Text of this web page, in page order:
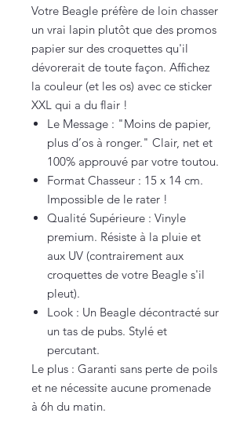
Votre Beagle préfère de loin chasser
un vrai lapin plutôt que des promos
papier sur des croquettes qu'il
dévorerait de toute façon. Affichez
la couleur (et les os) avec ce sticker
XXL qui a du flair !
Le Message : "Moins de papier,
plus d’os à ronger." Clair, net et
100% approuvé par votre toutou.
Format Chasseur : 15 x 14 cm.
Impossible de le rater !
Qualité Supérieure : Vinyle
premium. Résiste à la pluie et
aux UV (contrairement aux
croquettes de votre Beagle s'il
pleut).
Look : Un Beagle décontracté sur
un tas de pubs. Stylé et
percutant.
Le plus : Garanti sans perte de poils
et ne nécessite aucune promenade
à 6h du matin.